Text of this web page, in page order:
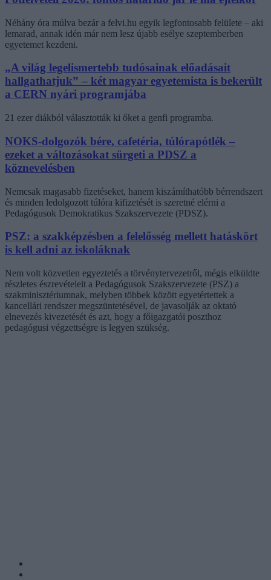
Néhány óra múlva bezár a felvi.hu egyik legfontosabb felülete – aki
lemarad, annak idén már nem lesz újabb esélye szeptemberben
egyetemet kezdeni.
„A világ legelismertebb tudósainak előadásait
hallgathatjuk” – két magyar egyetemista is bekerült
a CERN nyári programjába
21 ezer diákból választották ki őket a genfi programba.
NOKS-dolgozók bére, cafetéria, túlórapótlék –
ezeket a változásokat sürgeti a PDSZ a
köznevelésben
Nemcsak magasabb fizetéseket, hanem kiszámíthatóbb bérrendszert
és minden ledolgozott túlóra kifizetését is szeretné elérni a
Pedagógusok Demokratikus Szakszervezete (PDSZ).
PSZ: a szakképzésben a felelősség mellett hatáskört
is kell adni az iskoláknak
Nem volt közvetlen egyeztetés a törvénytervezetről, mégis elküldte
részletes észrevételeit a Pedagógusok Szakszervezete (PSZ) a
szakminisztériumnak, melyben többek között egyetértettek a
kancellári rendszer megszüntetésével, de javasolják az oktató
elnevezés kivezetését és azt, hogy a főigazgatói poszthoz
pedagógusi végzettségre is legyen szükség.